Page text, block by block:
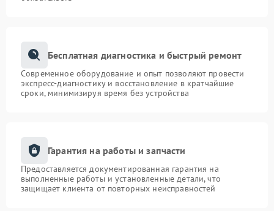
Бесплатная диагностика и быстрый ремонт
Современное оборудование и опыт позволяют провести
экспресс-диагностику и восстановление в кратчайшие
сроки, минимизируя время без устройства
Гарантия на работы и запчасти
Предоставляется документированная гарантия на
выполненные работы и установленные детали, что
защищает клиента от повторных неисправностей